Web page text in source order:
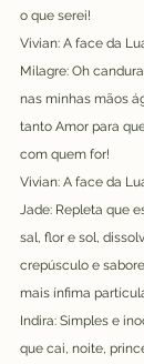
o que serei!
Vivian: A face da
Milagre: Oh
nas minhas mãos
tanto Amor para
com quem for!
Vivian: A face da
Jade: Repleta que
sal, flor e sol,
crepúsculo e
mais ínfima
Indira: Simples e
que cai, noite,